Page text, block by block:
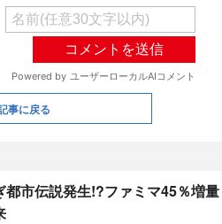
事に戻る
都市伝説発生!?ファミマ45％増量